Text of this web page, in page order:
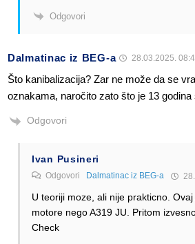
Odgovori
Dalmatinac iz BEG-a 28.03.2025.
Što kanibalizacija? Zar ne može da se
oznakama, naročito zato što je 13 godina
Odgovori
Ivan Pusineri
Odgovori Dalmatinac iz BEG-a
U teoriji moze, ali nije prakticno.
motore nego A319 JU. Pritom
Check